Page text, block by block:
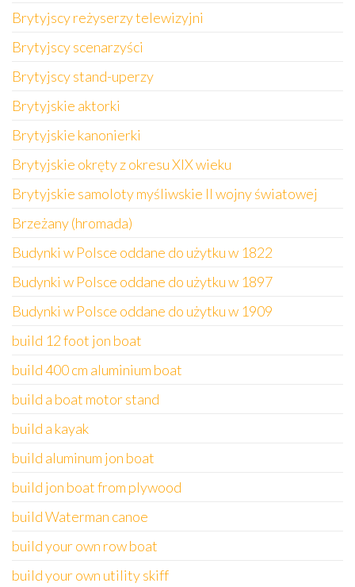
Brytyjscy reżyserzy telewizyjni
Brytyjscy scenarzyści
Brytyjscy stand-uperzy
Brytyjskie aktorki
Brytyjskie kanonierki
Brytyjskie okręty z okresu XIX wieku
Brytyjskie samoloty myśliwskie II wojny światowej
Brzeżany (hromada)
Budynki w Polsce oddane do użytku w 1822
Budynki w Polsce oddane do użytku w 1897
Budynki w Polsce oddane do użytku w 1909
build 12 foot jon boat
build 400 cm aluminium boat
build a boat motor stand
build a kayak
build aluminum jon boat
build jon boat from plywood
build Waterman canoe
build your own row boat
build your own utility skiff